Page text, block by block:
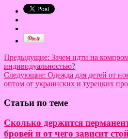
Предыдущие: Зачем идти на
индивидуальностью?
Следующие: Одежда для детей от
оптом от украинских и турецких
Статьи по теме
Сколько держится
бровей и от чего зависит